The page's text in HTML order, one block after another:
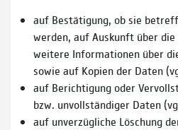
auf Bestätigung, ob sie
werden, auf Auskunft über
weitere Informationen über
sowie auf Kopien der Daten
auf Berichtigung oder
bzw. unvollständiger Daten
auf unverzügliche Löschung